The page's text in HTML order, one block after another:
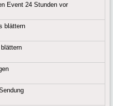
Event 24 Stunden vor
blättern